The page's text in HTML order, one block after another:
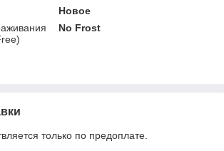
Новое
No Frost
только по предоплате.